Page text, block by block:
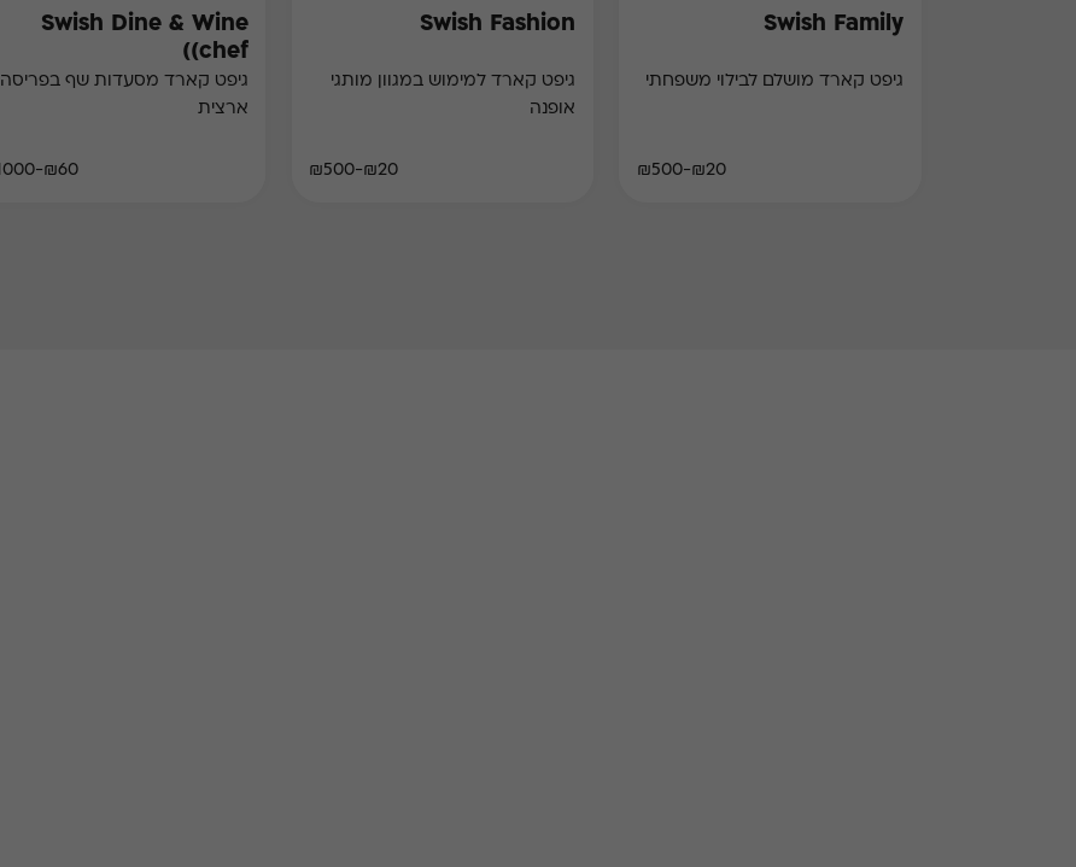
Swish Family
גיפט קארד מושלם לבילוי משפחתי
₪20-₪500
Swish Fashion
גיפט קארד למימוש במגוון מותגי
אופנה
₪20-₪500
Swish Dine & Wine
(chef)
גיפט קארד מסעדות שף בפריסה
ארצית
₪60-₪1000